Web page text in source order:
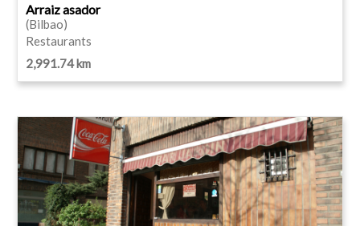
Arraiz asador
(Bilbao)
Restaurants
2,991.74 km